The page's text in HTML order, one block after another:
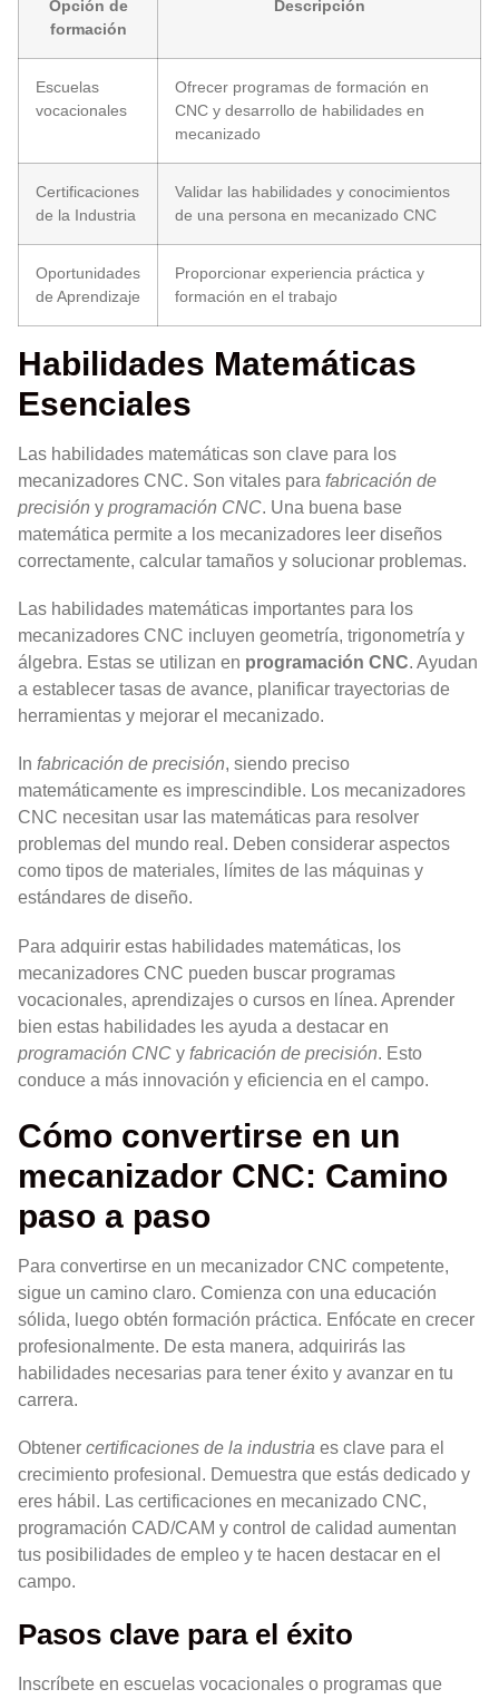
Opción de
formación
Descripción
Escuelas
vocacionales
Ofrecer programas de formación en
CNC y desarrollo de habilidades en
mecanizado
Certificaciones
de la Industria
Validar las habilidades y conocimientos
de una persona en mecanizado CNC
Oportunidades
de Aprendizaje
Proporcionar experiencia práctica y
formación en el trabajo
Habilidades Matemáticas
Esenciales
Las habilidades matemáticas son clave para los
mecanizadores CNC. Son vitales para fabricación de
precisión y programación CNC. Una buena base
matemática permite a los mecanizadores leer diseños
correctamente, calcular tamaños y solucionar problemas.
Las habilidades matemáticas importantes para los
mecanizadores CNC incluyen geometría, trigonometría y
álgebra. Estas se utilizan en programación CNC. Ayudan
a establecer tasas de avance, planificar trayectorias de
herramientas y mejorar el mecanizado.
In fabricación de precisión, siendo preciso
matemáticamente es imprescindible. Los mecanizadores
CNC necesitan usar las matemáticas para resolver
problemas del mundo real. Deben considerar aspectos
como tipos de materiales, límites de las máquinas y
estándares de diseño.
Para adquirir estas habilidades matemáticas, los
mecanizadores CNC pueden buscar programas
vocacionales, aprendizajes o cursos en línea. Aprender
bien estas habilidades les ayuda a destacar en
programación CNC y fabricación de precisión. Esto
conduce a más innovación y eficiencia en el campo.
Cómo convertirse en un
mecanizador CNC: Camino
paso a paso
Para convertirse en un mecanizador CNC competente,
sigue un camino claro. Comienza con una educación
sólida, luego obtén formación práctica. Enfócate en crecer
profesionalmente. De esta manera, adquirirás las
habilidades necesarias para tener éxito y avanzar en tu
carrera.
Obtener certificaciones de la industria es clave para el
crecimiento profesional. Demuestra que estás dedicado y
eres hábil. Las certificaciones en mecanizado CNC,
programación CAD/CAM y control de calidad aumentan
tus posibilidades de empleo y te hacen destacar en el
campo.
Pasos clave para el éxito
Inscríbete en escuelas vocacionales o programas que